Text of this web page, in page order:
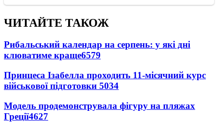
ЧИТАЙТЕ ТАКОЖ
Рибальський календар на серпень: у які дні
клюватиме краще6579
Принцеса Ізабелла проходить 11-місячний курс
військової підготовки 5034
Модель продемонструвала фігуру на пляжах
Греції4627